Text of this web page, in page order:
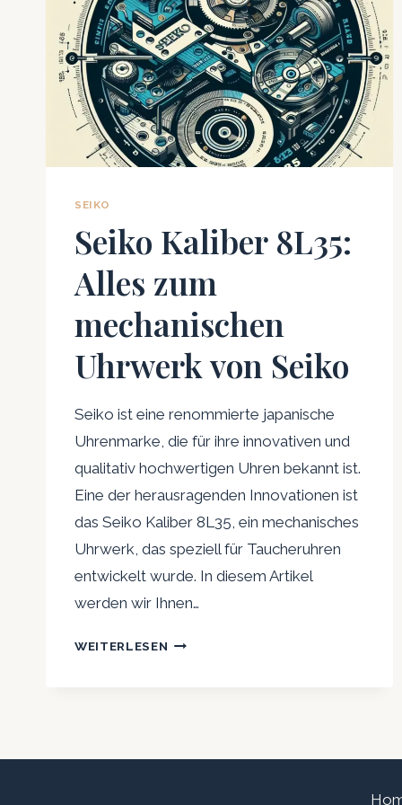
SEIKO
Seiko Kaliber 8L35:
Alles zum
mechanischen
Uhrwerk von Seiko
Seiko ist eine renommierte japanische
Uhrenmarke, die für ihre innovativen und
qualitativ hochwertigen Uhren bekannt ist.
Eine der herausragenden Innovationen ist
das Seiko Kaliber 8L35, ein mechanisches
Uhrwerk, das speziell für Taucheruhren
entwickelt wurde. In diesem Artikel
werden wir Ihnen…
WEITERLESEN SEIKO